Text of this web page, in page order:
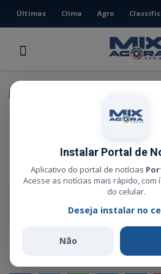
Últimas Clima Agro
ÚLTIMAS
GALERIA
MUSICA
Instalar Portal de
Aplicativo do portal de notícias
Acesse as notícias mais rápido, com
do celular.
Deseja instalar no
Não
Idoso é preso após
golpes de faca em
de bar em
Vítima teve que se transferida para Barra
Set 16, 2025